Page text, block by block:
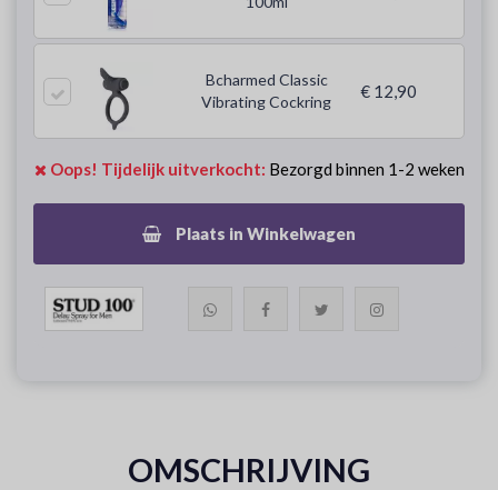
Bcharmed Classic
Vibrating Cockring
€ 12,90
Oops! Tijdelijk uitverkocht: Bezorgd binnen 1-2 weken
Plaats in Winkelwagen
OMSCHRIJVING